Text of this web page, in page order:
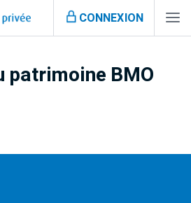
CONNEXION
patrimoine BMO